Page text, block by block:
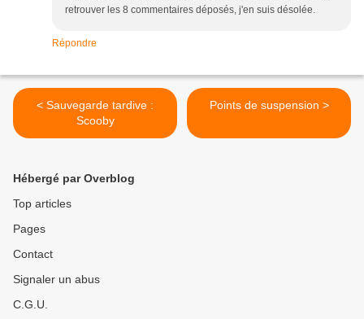
retrouver les 8 commentaires déposés, j'en suis désolée.
Répondre
< Sauvegarde tardive :
Scooby
Points de suspension >
Hébergé par Overblog
Top articles
Pages
Contact
Signaler un abus
C.G.U.